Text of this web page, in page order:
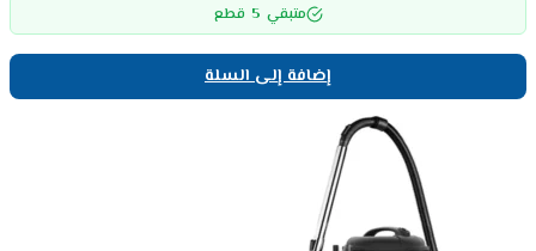
متبقي 5 قطع
إضافة إلى السلة